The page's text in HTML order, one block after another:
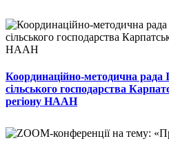
Координаційно-методична рада
сільського господарства
регіону НААН